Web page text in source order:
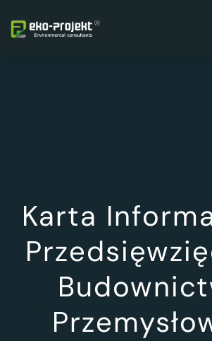
Karta